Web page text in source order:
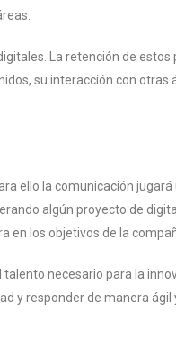
La retención de
su interacción con
ello la comunicación
algún proyecto de
en los objetivos de la
necesario para la
y responder de manera ágil